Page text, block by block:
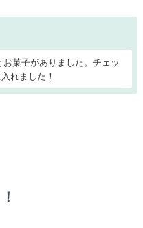
菓子がありました。チェッ
れました！